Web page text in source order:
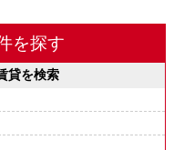
を探す
貸を検索